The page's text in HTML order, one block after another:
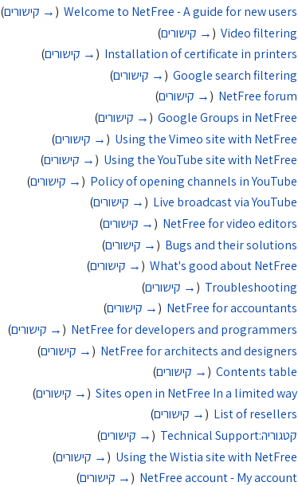
Welcome to NetFree - A guide for new users
‏
(→ קישורים)
Video filtering
‏
(→ קישורים)
Installation of certificate in printers
(→ קישורים)
Google search filtering
‏
(→ קישורים)
NetFree forum
(→ קישורים)
Google Groups in NetFree
‏
(→ קישורים)
Using the Vimeo site with NetFree
(→ קישורים)
Using the YouTube site with NetFree
(→ קישורים)
Policy of opening channels in YouTube
(→ קישורים)
Live broadcast via YouTube
(→ קישורים)
NetFree for video editors
(→ קישורים)
Bugs and their solutions
(→ קישורים)
What's good about NetFree
‏
(→ קישורים)
Troubleshooting
(→ קישורים)
NetFree for accountants
(→ קישורים)
NetFree for developers and programmers
(→ קישורים)
NetFree for architects and designers
(→ קישורים)
Contents table
‏
(→ קישורים)
Sites open in NetFree In a limited way
‏
(→ קישורים)
List of resellers
(→ קישורים)
קטגוריה:Technical Support
(→ קישורים)
Using the Wistia site with NetFree
(→ קישורים)
NetFree account - My account
(→ קישורים)